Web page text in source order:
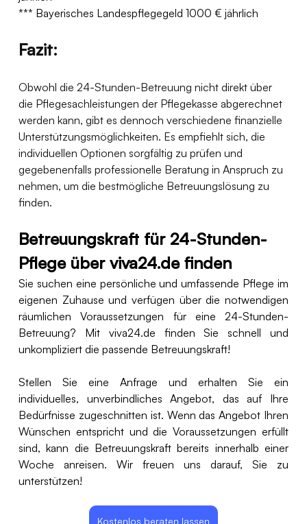
*** Bayerisches Landespflegegeld 1000 € jährlich
Fazit:
Obwohl die 24-Stunden-Betreuung nicht direkt über
die Pflegesachleistungen der Pflegekasse abgerechnet
werden kann, gibt es dennoch verschiedene finanzielle
Unterstützungsmöglichkeiten. Es empfiehlt sich, die
individuellen Optionen sorgfältig zu prüfen und
gegebenenfalls professionelle Beratung in Anspruch zu
nehmen, um die bestmögliche Betreuungslösung zu
finden.
Betreuungskraft für 24-Stunden-
Pflege über viva24.de finden
Sie suchen eine persönliche und umfassende Pflege im
eigenen Zuhause und verfügen über die notwendigen
räumlichen Voraussetzungen für eine 24-Stunden-
Betreuung? Mit viva24.de finden Sie schnell und
unkompliziert die passende Betreuungskraft!
Stellen Sie eine Anfrage und erhalten Sie ein
individuelles, unverbindliches Angebot, das auf Ihre
Bedürfnisse zugeschnitten ist. Wenn das Angebot Ihren
Wünschen entspricht und die Voraussetzungen erfüllt
sind, kann die Betreuungskraft bereits innerhalb einer
Woche anreisen. Wir freuen uns darauf, Sie zu
unterstützen!
Kostenlos beraten lassen